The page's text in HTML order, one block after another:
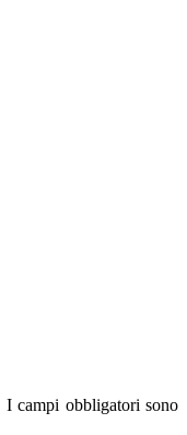
I campi obbligatori sono